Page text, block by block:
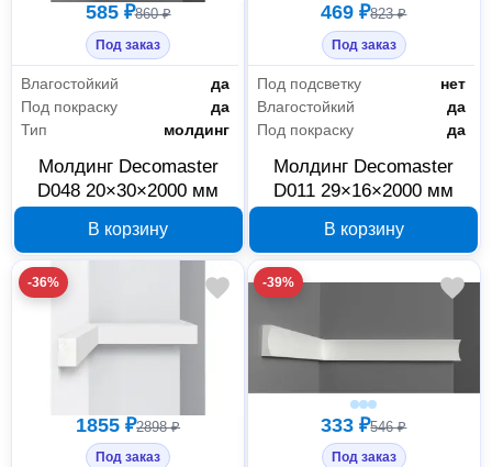
585 ₽860 ₽
Под заказ
Влагостойкий
да
Под покраску
да
Тип
молдинг
Молдинг Decomaster
D048 20×30×2000 мм
В корзину
469 ₽823 ₽
Под заказ
Под подсветку
нет
Влагостойкий
да
Под покраску
да
Молдинг Decomaster
D011 29×16×2000 мм
В корзину
-36%
1855 ₽2898 ₽
Под заказ
-39%
333 ₽546 ₽
Под заказ